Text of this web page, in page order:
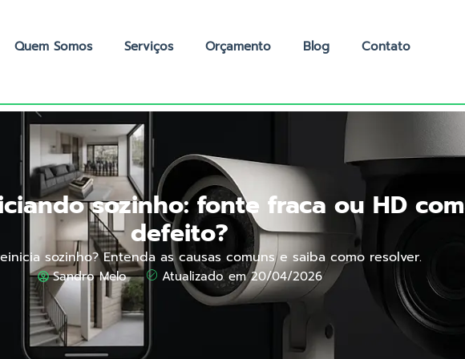
Quem Somos Serviços Orçamento Blog Contato
sozinho: fonte fraca ou HD com
defeito?
sozinho? Entenda as causas comuns e saiba como resolver.
Sandro Melo Atualizado em 20/04/2026